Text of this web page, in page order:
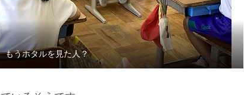
もうホタルを見た人？